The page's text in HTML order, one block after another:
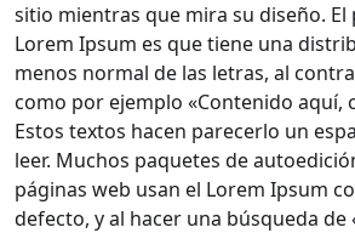
sitio mientras que mira su diseño.
Lorem Ipsum es que tiene una
menos normal de las letras, al
como por ejemplo «Contenido aquí,
Estos textos hacen parecerlo un
leer. Muchos paquetes de
páginas web usan el Lorem Ipsum
defecto, y al hacer una búsqueda de